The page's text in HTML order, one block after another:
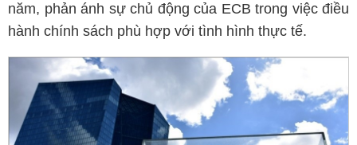
năm, phản ánh sự chủ động của ECB trong việc điều
hành chính sách phù hợp với tình hình thực tế.